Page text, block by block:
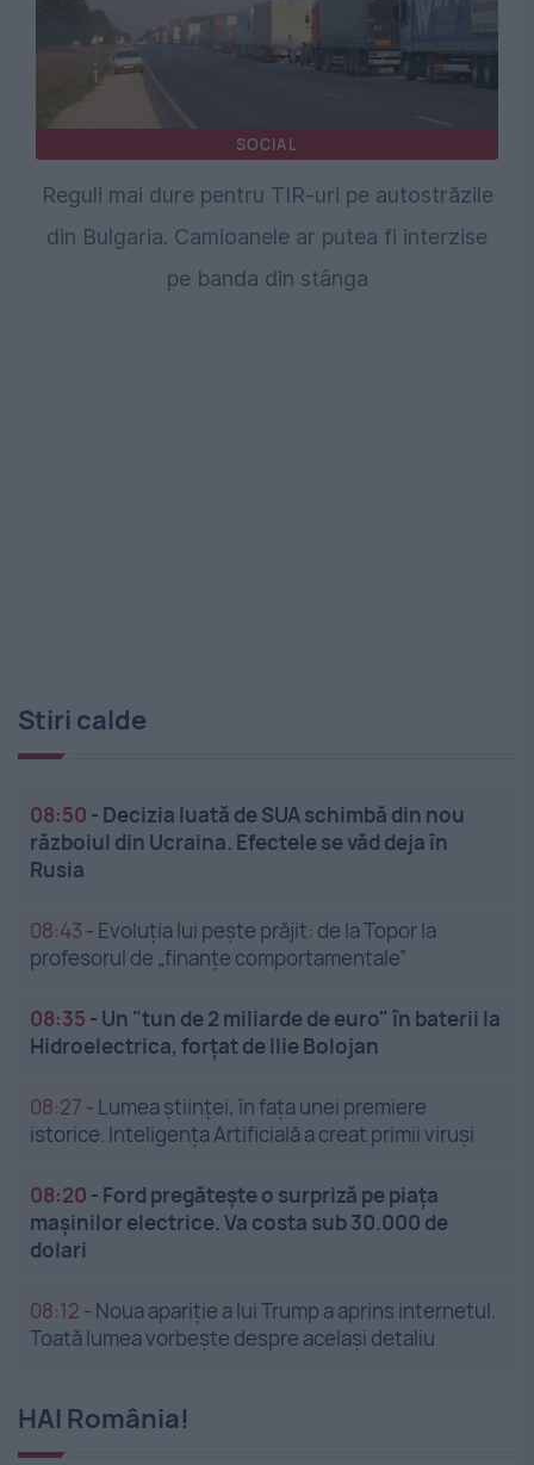
SOCIAL
Reguli mai dure pentru TIR-uri pe autostrăzile
din Bulgaria. Camioanele ar putea fi interzise
pe banda din stânga
Stiri calde
08:50 - Decizia luată de SUA schimbă din nou
războiul din Ucraina. Efectele se văd deja în
Rusia
08:43 - Evoluția lui pește prăjit: de la Topor la
profesorul de „finanțe comportamentale”
08:35 - Un "tun de 2 miliarde de euro" în baterii la
Hidroelectrica, forțat de Ilie Bolojan
08:27 - Lumea științei, în fața unei premiere
istorice. Inteligența Artificială a creat primii viruși
08:20 - Ford pregătește o surpriză pe piața
mașinilor electrice. Va costa sub 30.000 de
dolari
08:12 - Noua apariție a lui Trump a aprins internetul.
Toată lumea vorbește despre același detaliu
HAI România!